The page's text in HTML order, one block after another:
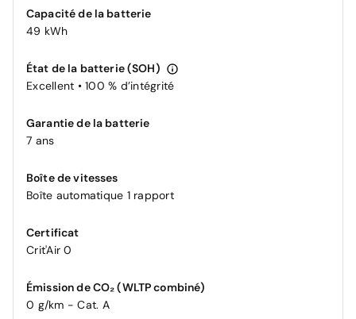
Capacité de la batterie
49 kWh
État de la batterie (SOH)
Excellent • 100 % d’intégrité
Garantie de la batterie
7 ans
Boîte de vitesses
Boîte automatique 1 rapport
Certificat
Crit'Air 0
Émission de CO₂ (WLTP combiné)
0 g/km - Cat. A